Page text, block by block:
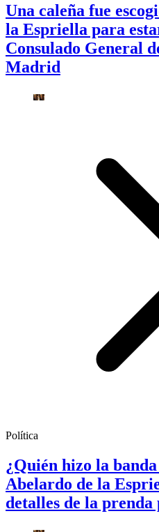
Una caleña fue
la Espriella para
Consulado General
Madrid
Política
¿Quién hizo la
Abelardo de la
detalles de la prenda